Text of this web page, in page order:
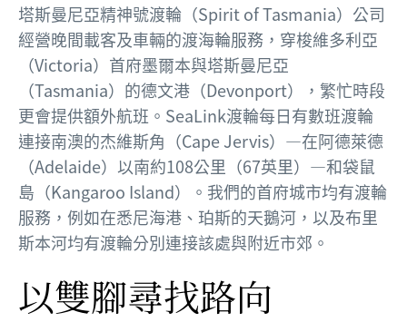
塔斯曼尼亞精神號渡輪（Spirit of Tasmania）公司
經營晚間載客及車輛的渡海輪服務，穿梭維多利亞
（Victoria）首府墨爾本與塔斯曼尼亞
（Tasmania）的德文港（Devonport），繁忙時段
更會提供額外航班。SeaLink渡輪每日有數班渡輪
連接南澳的杰維斯角（Cape Jervis）—在阿德萊德
（Adelaide）以南約108公里（67英里）—和袋鼠
島（Kangaroo Island）。我們的首府城市均有渡輪
服務，例如在悉尼海港、珀斯的天鵝河，以及布里
斯本河均有渡輪分別連接該處與附近市郊。
以雙腳尋找路向